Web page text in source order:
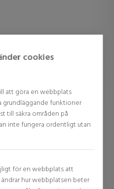
cookies
att göra en webbplats
grundläggande funktioner
till säkra områden på
inte fungera ordentligt utan
för en webbplats att
hur webbplatsen beter
LANCOME
L'ABSOLUE ROUGE CREAM
BARRA DE LABIOS